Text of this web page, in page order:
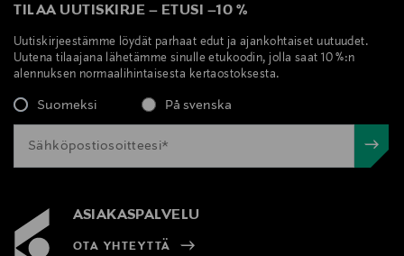
TILAA UUTISKIRJE – ETUSI –10 %
Uutiskirjeestämme löydät parhaat edut ja ajankohtaiset uutuudet.
Uutena tilaajana lähetämme sinulle etukoodin, jolla saat 10 %:n
alennuksen normaalihintaisesta kertaostoksesta.
Suomeksi På svenska
ASIAKASPALVELU
OTA YHTEYTTÄ